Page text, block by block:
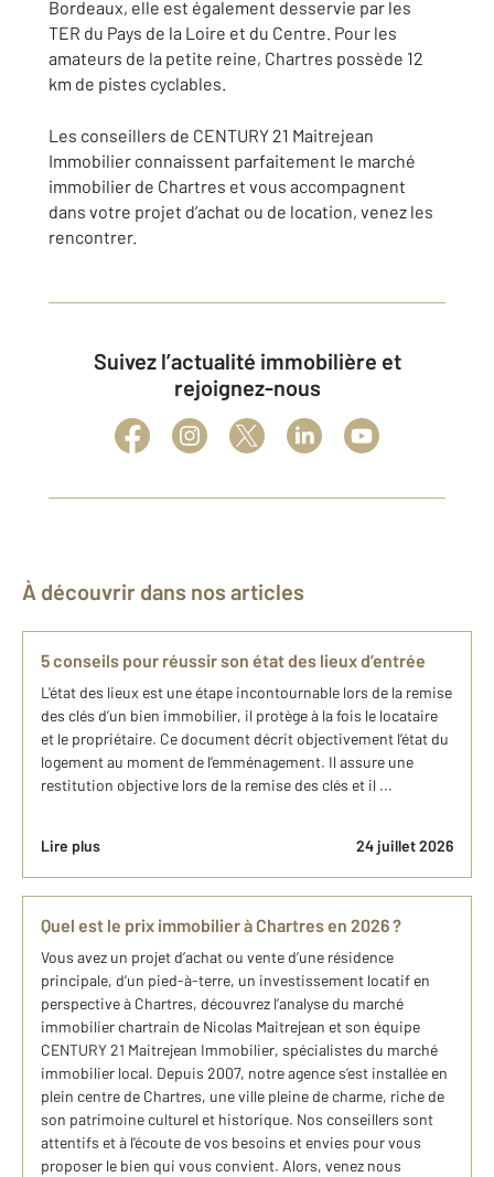
Bordeaux, elle est également desservie par les
TER du Pays de la Loire et du Centre. Pour les
amateurs de la petite reine, Chartres possède 12
km de pistes cyclables.
Les conseillers de CENTURY 21 Maitrejean
Immobilier connaissent parfaitement le marché
immobilier de Chartres et vous accompagnent
dans votre projet d’achat ou de location, venez les
rencontrer.
Suivez l’actualité immobilière et
rejoignez-nous
À découvrir dans nos articles
5 conseils pour réussir son état des lieux d’entrée
L'état des lieux est une étape incontournable lors de la remise
des clés d’un bien immobilier, il protège à la fois le locataire
et le propriétaire. Ce document décrit objectivement l’état du
logement au moment de l’emménagement. Il assure une
restitution objective lors de la remise des clés et il ...
Lire plus 24 juillet 2026
Quel est le prix immobilier à Chartres en 2026 ?
Vous avez un projet d’achat ou vente d’une résidence
principale, d’un pied-à-terre, un investissement locatif en
perspective à Chartres, découvrez l’analyse du marché
immobilier chartrain de Nicolas Maitrejean et son équipe
CENTURY 21 Maitrejean Immobilier, spécialistes du marché
immobilier local. Depuis 2007, notre agence s’est installée en
plein centre de Chartres, une ville pleine de charme, riche de
son patrimoine culturel et historique. Nos conseillers sont
attentifs et à l'écoute de vos besoins et envies pour vous
proposer le bien qui vous convient. Alors, venez nous